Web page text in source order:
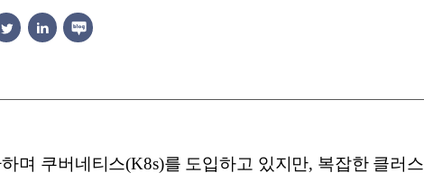
며 쿠버네티스(K8s)를 도입하고 있지만, 복잡한 클러스